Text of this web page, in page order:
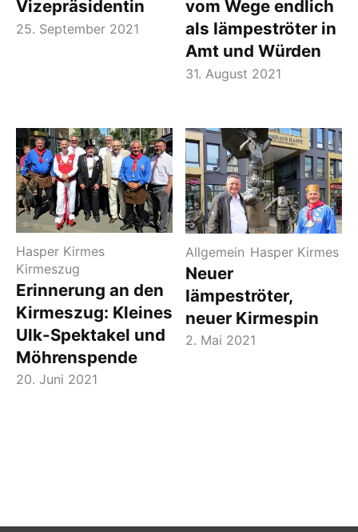
Vizepräsidentin
25. September 2021
vom Wege endlich
als Iämpeströter in
Amt und Würden
31. August 2021
Hasper Kirmes
Kirmeszug
Erinnerung an den
Kirmeszug: Kleines
Ulk-Spektakel und
Möhrenspende
20. Juni 2021
Allgemein Hasper Kirmes
Neuer
Iämpeströter,
neuer Kirmespin
2. Mai 2021